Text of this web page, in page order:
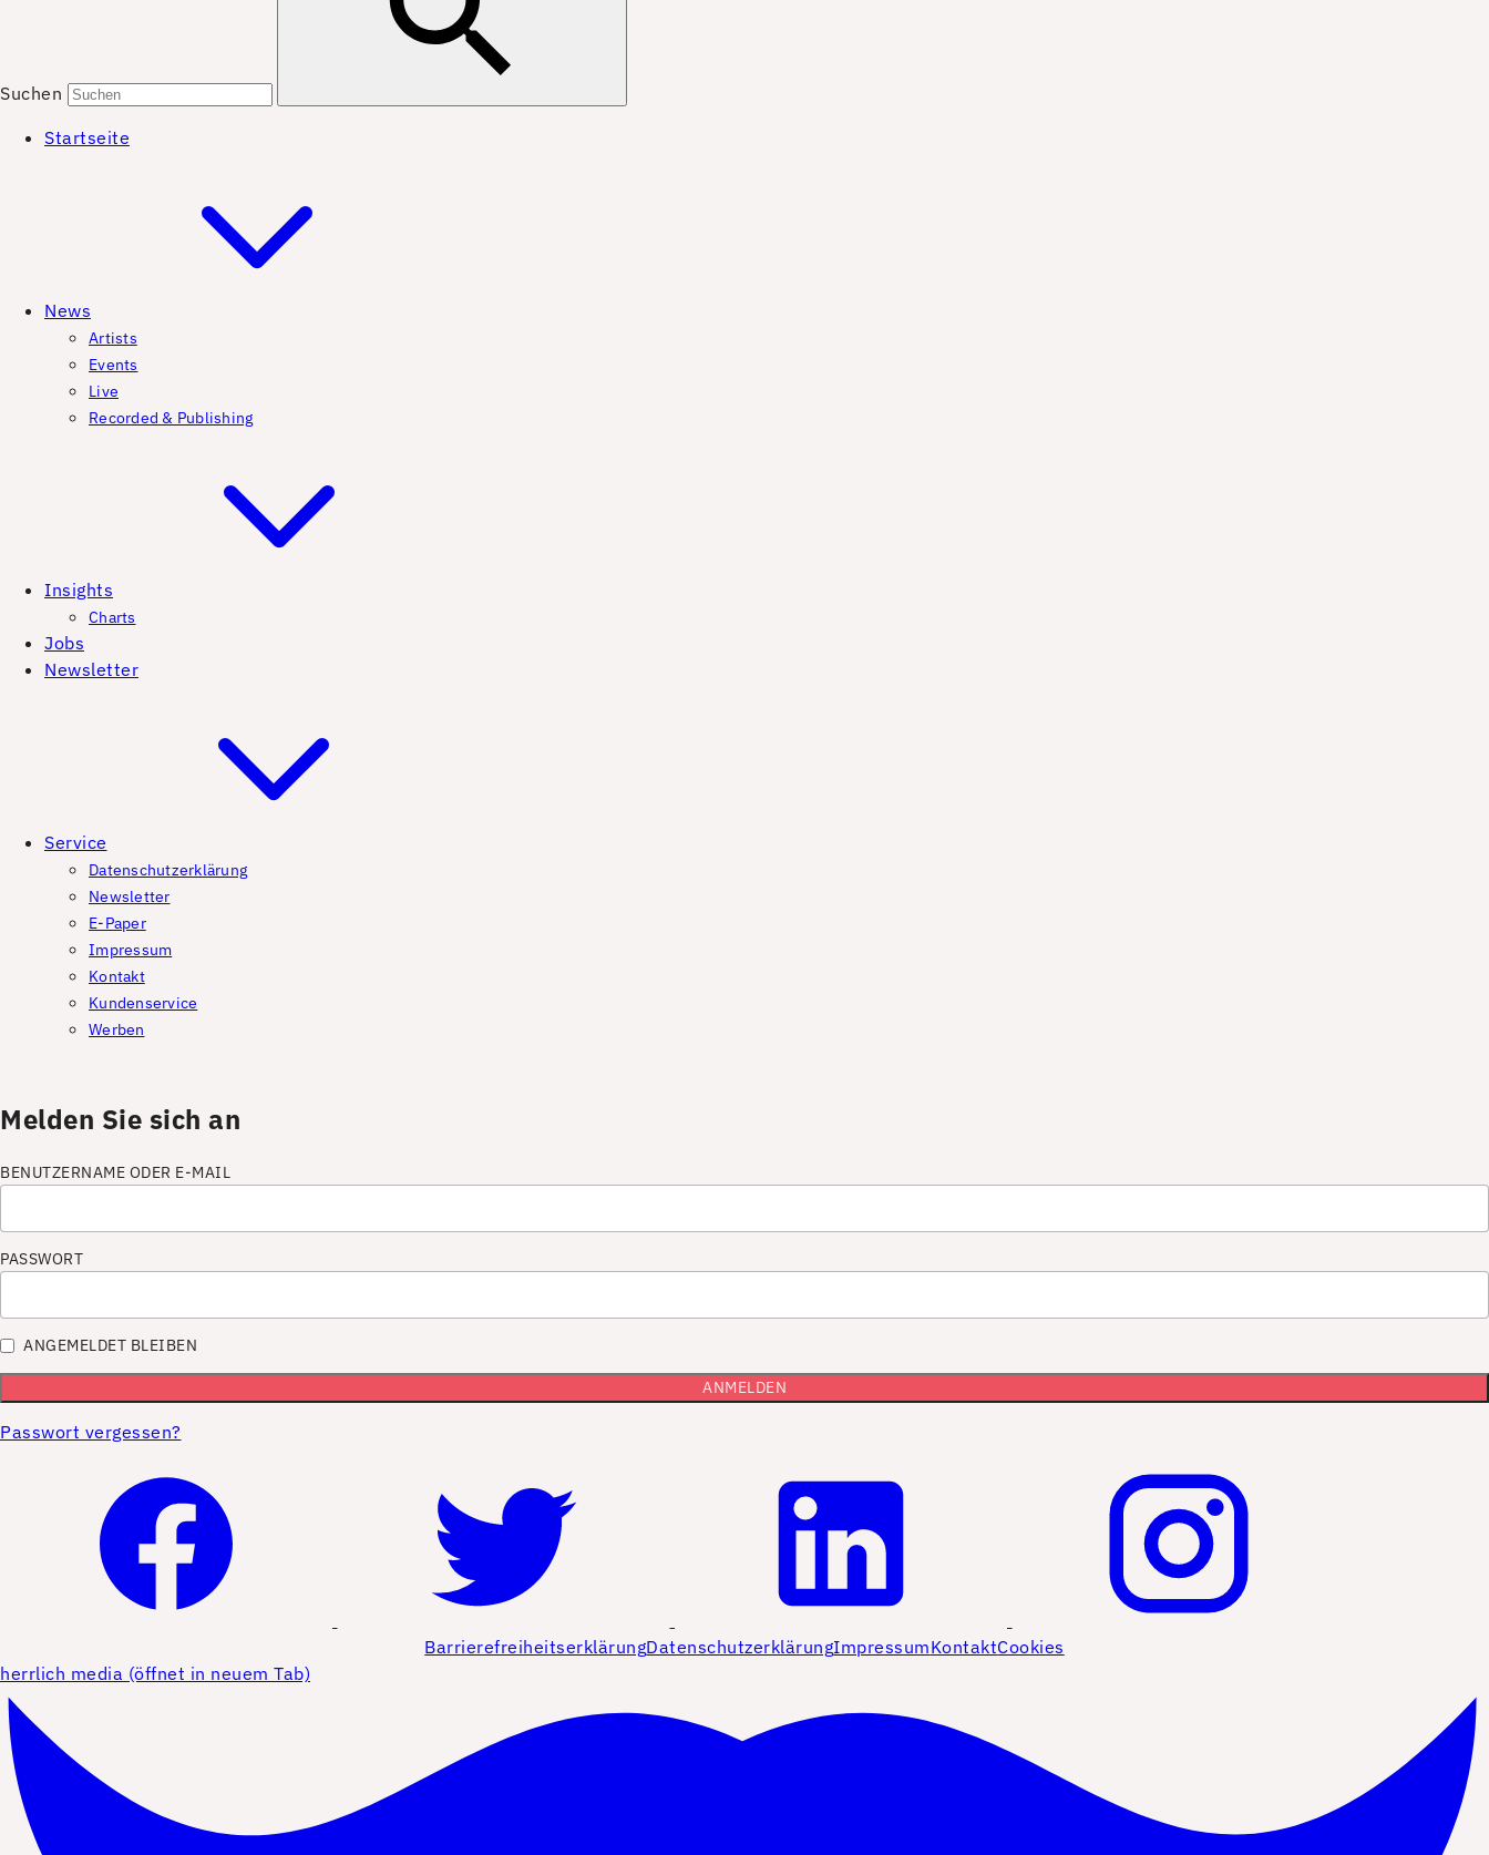
Suchen
Startseite
News
Artists
Events
Live
Recorded & Publishing
Insights
Charts
Jobs
Newsletter
Service
Datenschutzerklärung
Newsletter
E-Paper
Impressum
Kontakt
Kundenservice
Werben
Melden Sie sich an
BENUTZERNAME ODER E-MAIL
PASSWORT
ANGEMELDET BLEIBEN
Passwort vergessen?
BarrierefreiheitserklärungDatenschutzerklärungImpressumKontaktCookies
herrlich media (öffnet in neuem Tab)